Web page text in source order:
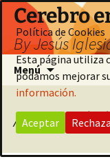
Saltar
contenido
Cerebro
By Jesús
Menú
Archivo de
Política de Cookies
Esta página utiliza
podamos mejorar
información.
Aceptar